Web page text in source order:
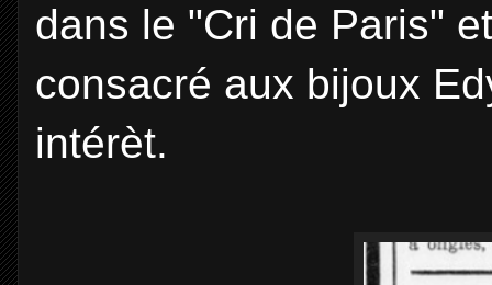
dans le "Cri de Paris"
consacré aux bijoux
intérèt.